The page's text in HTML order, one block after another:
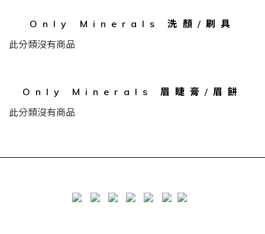
Only Minerals 洗顏/刷具
此分類沒有商品
Only Minerals 眉睫膏/眉餅
此分類沒有商品